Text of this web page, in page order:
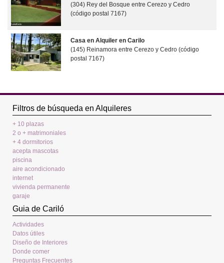
(304) Rey del Bosque entre Cerezo y Cedro
(código postal 7167)
Casa en Alquiler en Carilo
(145) Reinamora entre Cerezo y Cedro (código
postal 7167)
Filtros de búsqueda en Alquileres
+ 10 plazas
2 o + matrimoniales
+ 4 dormitorios
acepta mascotas
piscina
aire acondicionado
internet
vivienda permanente
garaje
Guia de Cariló
Actividades
Datos útiles
Diseño de Interiores
Donde comer
Preguntas Frecuentes